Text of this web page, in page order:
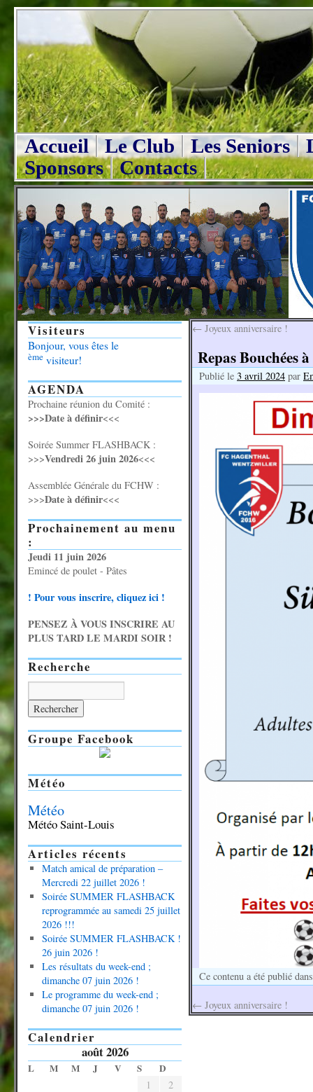
Accueil Le Club Les Seniors
Sponsors
Contacts
← Joyeux anniversaire !
Repas Bouchées
Publié le 3 avril 2024 par
Ce contenu a été publié
← Joyeux anniversaire !
Visiteurs
Bonjour, vous êtes le
ème visiteur!
AGENDA
Prochaine réunion du Comité :
>>>Date à définir<<<
Soirée Summer FLASHBACK :
>>>Vendredi 26 juin 2026<<<
Assemblée Générale du FCHW :
>>>Date à définir<<<
Prochainement au menu
:
Jeudi 11 juin 2026
Emincé de poulet - Pâtes
! Pour vous inscrire, cliquez ici !
PENSEZ À VOUS INSCRIRE AU
PLUS TARD LE MARDI SOIR !
Recherche
Groupe Facebook
Météo
Météo
Météo Saint-Louis
Articles récents
Match amical de préparation –
Mercredi 22 juillet 2026 !
Soirée SUMMER FLASHBACK
reprogrammée au samedi 25 juillet
2026 !!!
Soirée SUMMER FLASHBACK !
26 juin 2026 !
Les résultats du week-end ;
dimanche 07 juin 2026 !
Le programme du week-end ;
dimanche 07 juin 2026 !
Calendrier
août 2026
L M M J V S D
1
2